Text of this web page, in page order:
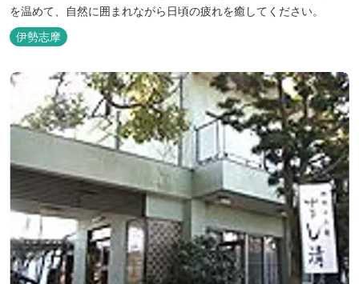
を温めて、自然に囲まれながら日頃の疲れを癒してください。
伊勢志摩